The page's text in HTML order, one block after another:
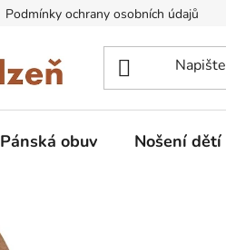
Podmínky ochrany osobních údajů
Pánská obuv Nošení dětí